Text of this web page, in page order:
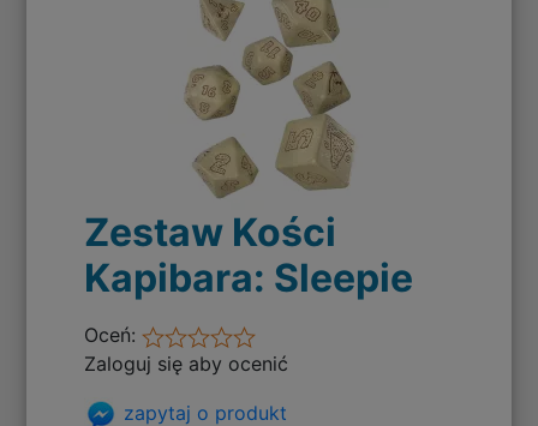
Zestaw Kości
Kapibara: Sleepie
Oceń:
Zaloguj się aby ocenić
zapytaj o produkt